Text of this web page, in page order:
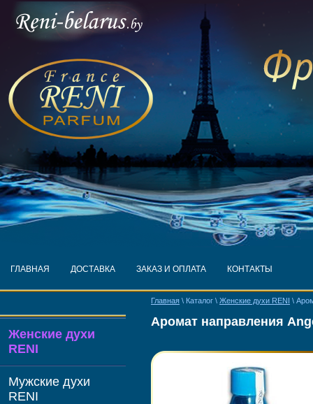
ГЛАВНАЯ ДОСТАВКА ЗАКАЗ И ОПЛАТА КОНТАКТЫ
Женские духи
RENI
Мужские духи
RENI
Главная \ Каталог \ Женские духи RENI \
Аромат направления